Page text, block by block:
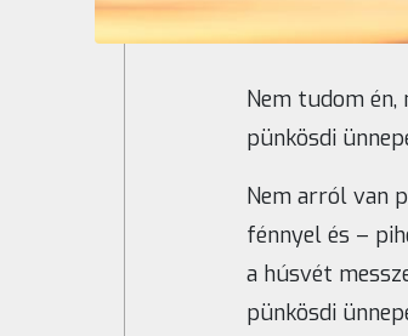
Nem tudom
pünkösdi
Nem arról van
fénnyel és –
a húsvét
pünkösdi